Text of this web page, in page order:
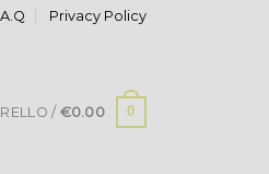
Privacy Policy
/€0.00 0